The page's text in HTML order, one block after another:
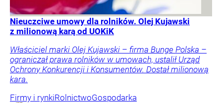
Nieuczciwe umowy dla rolników. Olej Kujawski
z milionową karą od UOKiK
Właściciel marki Olej Kujawski – firma Bunge Polska –
ograniczał prawa rolników w umowach, ustalił Urząd
Ochrony Konkurencji i Konsumentów. Dostał milionową
kara.
Firmy i rynkiRolnictwoGospodarka